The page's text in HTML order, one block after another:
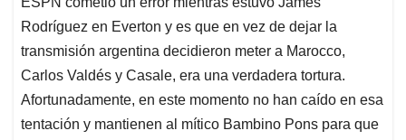
s
A
p
p
b
o
o
k
e
d
I
n
l
a
d
s
Rodríguez en Everton y es que en vez de dejar la
transmisión argentina decidieron meter a Marocco,
Carlos Valdés y Casale, era una verdadera tortura.
Afortunadamente, en este momento no han caído en esa
tentación y mantienen al mítico Bambino Pons para que